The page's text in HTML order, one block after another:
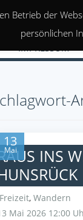
IMPRESSUM
13
Mai
INS
Freizeit, Wandern
Mai 2026 12:00
Betrieb der
persönlichen